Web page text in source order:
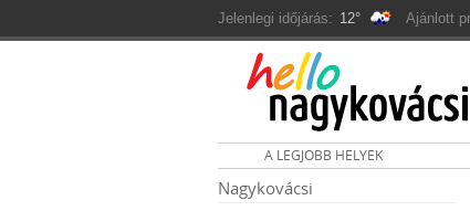
Jelenlegi időjárás: 12° Ajánlott
A LEGJOBB HELYEK
Nagykovácsi